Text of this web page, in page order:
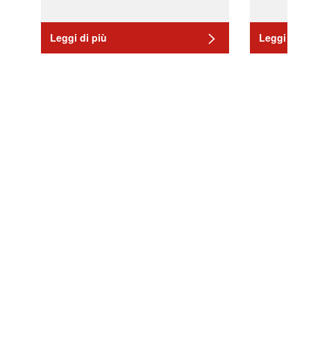
Leggi di più Leggi di